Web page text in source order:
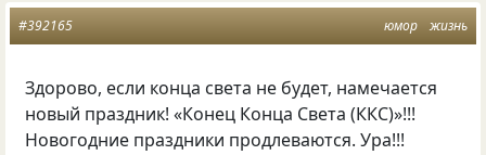
юмор жизнь
#392165
Здорово, если конца света не будет, намечается
новый праздник! «Конец Конца Света (ККС)»!!!
Новогодние праздники продлеваются. Ура!!!